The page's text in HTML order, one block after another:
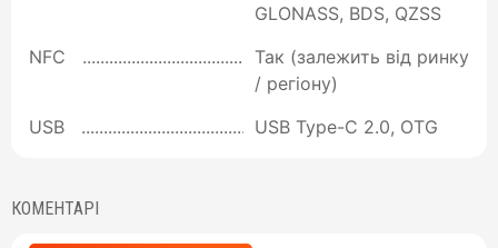
GLONASS, BDS, QZSS
NFC
Так (залежить від ринку
/ регіону)
USB
USB Type-C 2.0, OTG
КОМЕНТАРІ